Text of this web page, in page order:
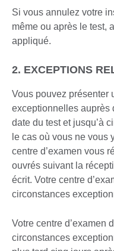
Si vous annulez votre
même ou après le test,
appliqué.
2. EXCEPTIONS
Vous pouvez présenter
exceptionnelles auprès
date du test et jusqu’à
le cas où vous ne vous
centre d’examen vous
ouvrés suivant la
écrit. Votre centre
circonstances
Votre centre d’examen
circonstances